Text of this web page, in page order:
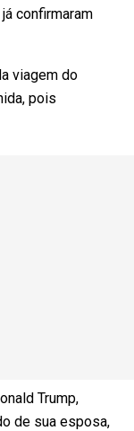
confirmaram
viagem do
pois
Trump,
de sua esposa,